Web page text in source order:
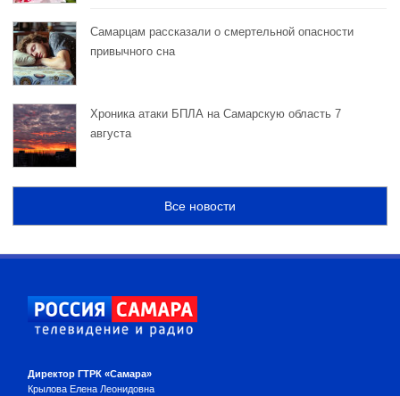
Самарцам рассказали о смертельной опасности
привычного сна
Хроника атаки БПЛА на Самарскую область 7
августа
Все новости
Директор ГТРК «Самара»
Крылова Елена Леонидовна